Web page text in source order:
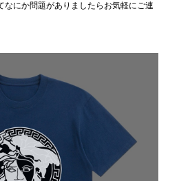
なにか問題がありましたらお気軽にご連